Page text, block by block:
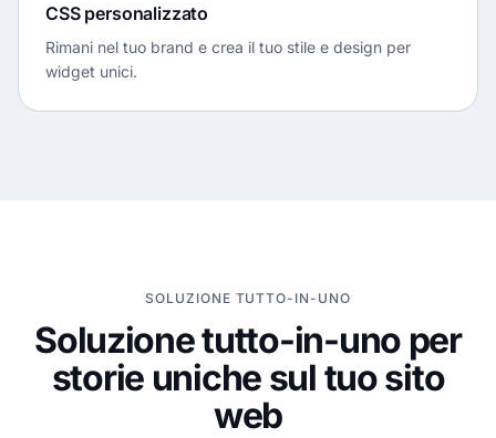
CSS personalizzato
Rimani nel tuo brand e crea il tuo stile e design per
widget unici.
SOLUZIONE TUTTO-IN-UNO
Soluzione tutto-in-uno per
storie uniche sul tuo sito
web